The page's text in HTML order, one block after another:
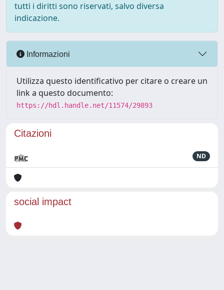
tutti i diritti sono riservati, salvo diversa
indicazione.
Informazioni
Utilizza questo identificativo per citare o creare un
link a questo documento:
https://hdl.handle.net/11574/29893
Citazioni
ND
social impact